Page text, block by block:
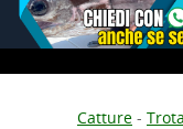
Catture -